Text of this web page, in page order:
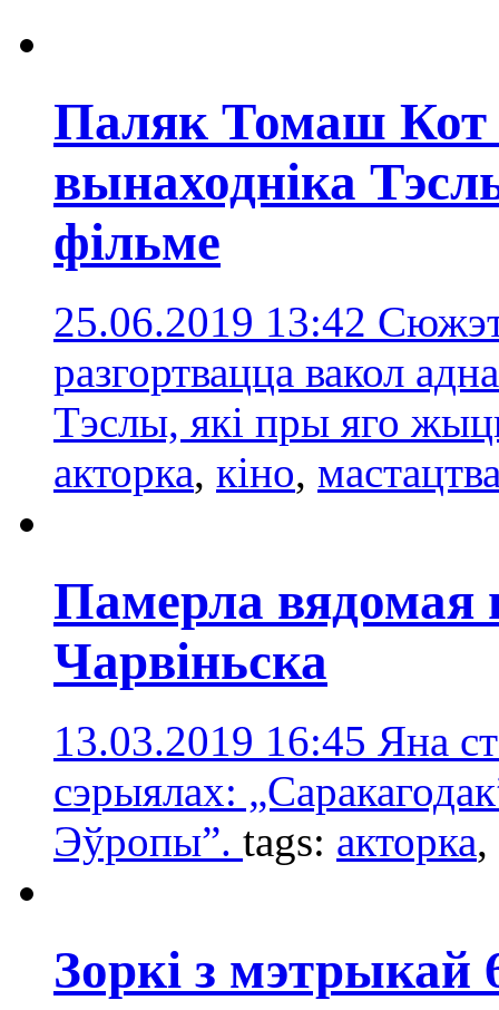
Паляк Томаш Кот
вынаходніка
фільме
25.06.2019 13:42 Сюжэт
разгортвацца вакол
Тэслы, які пры яго
акторка, кіно,
Памерла вядомая
Чарвіньска
13.03.2019 16:45 Яна
сэрыялах:
Эўропы”. tags: акторка,
Зоркі з мэтрыкай